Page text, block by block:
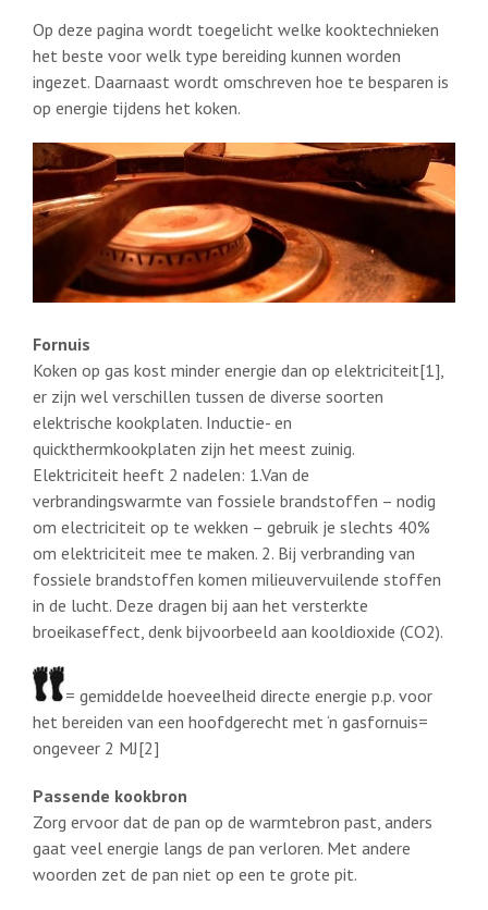
Op deze pagina wordt toegelicht welke kooktechnieken
het beste voor welk type bereiding kunnen worden
ingezet. Daarnaast wordt omschreven hoe te besparen is
op energie tijdens het koken.
Koken op gas kost minder energie dan op elektriciteit[1],
er zijn wel verschillen tussen de diverse soorten
elektrische kookplaten. Inductie- en
quickthermkookplaten zijn het meest zuinig.
Elektriciteit heeft 2 nadelen: 1.Van de
verbrandingswarmte van fossiele brandstoffen – nodig
om electriciteit op te wekken – gebruik je slechts 40%
om elektriciteit mee te maken. 2. Bij verbranding van
fossiele brandstoffen komen milieuvervuilende stoffen
in de lucht. Deze dragen bij aan het versterkte
broeikaseffect, denk bijvoorbeeld aan kooldioxide (CO2).
= gemiddelde hoeveelheid directe energie p.p. voor
het bereiden van een hoofdgerecht met ‘n gasfornuis=
ongeveer 2 MJ[2]
Passende kookbron
Zorg ervoor dat de pan op de warmtebron past, anders
gaat veel energie langs de pan verloren. Met andere
woorden zet de pan niet op een te grote pit.